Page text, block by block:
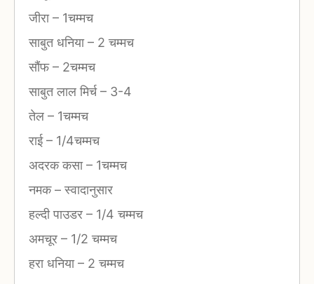
जीरा– 1चम्मच
साबुत धनिया– 2 चम्मच
सौंफ– 2चम्मच
साबुत लाल मिर्च– 3-4
तेल – 1चम्मच
राई– 1/4चम्मच
अदरक कसा– 1चम्मच
नमक–स्वादानुसार
हल्दी पाउडर – 1/4 चम्मच
अमचूर – 1/2 चम्मच
हरा धनिया– 2 चम्मच